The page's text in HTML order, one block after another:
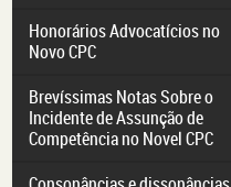
Honorários Advocatícios no
Novo CPC
Brevíssimas Notas Sobre o
Incidente de Assunção de
Competência no Novel CPC